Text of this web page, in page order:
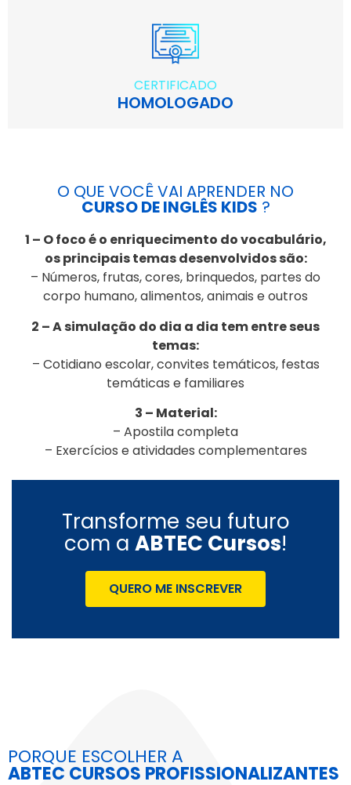
CERTIFICADO
HOMOLOGADO
O QUE VOCÊ VAI APRENDER NO
CURSO DE INGLÊS KIDS ?
1 – O foco é o enriquecimento do vocabulário,
os principais temas desenvolvidos são:
– Números, frutas, cores, brinquedos, partes do
corpo humano, alimentos, animais e outros
2 – A simulação do dia a dia tem entre seus
temas:
– Cotidiano escolar, convites temáticos, festas
temáticas e familiares
3 – Material:
– Apostila completa
– Exercícios e atividades complementares
Transforme seu futuro
com a ABTEC Cursos!
QUERO ME INSCREVER
PORQUE ESCOLHER A
ABTEC CURSOS PROFISSIONALIZANTES